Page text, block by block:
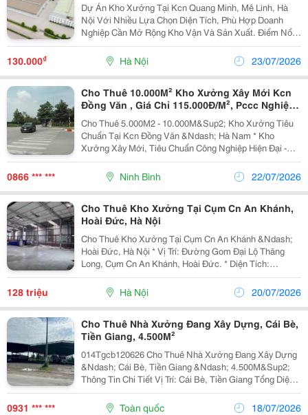
Dự Án Kho Xưởng Tại Kcn Quang Minh, Mê Linh, Hà
Nội Với Nhiều Lựa Chọn Diện Tích, Phù Hợp Doanh
Nghiệp Cần Mở Rộng Kho Vận Và Sản Xuất. Điểm Nổi
Bật Tổng Diện Tích Dự Án Khoảng 37.000M&Sup2; Kho
6.365M&Sup2; Và 9.000M&Sup2; Chia...
130.000₫ Hà Nội 23/07/2026
Cho Thuê 10.000M² Kho Xưởng Xây Mới Kcn
Đồng Văn , Giá Chỉ 115.000Đ/M², Pccc Nghiệm
Thu, Bàn Giao Ngay
Cho Thuê 5.000M2 - 10.000M&Sup2; Kho Xưởng Tiêu
Chuẩn Tại Kcn Đồng Văn &Ndash; Hà Nam * Kho
Xưởng Xây Mới, Tiêu Chuẩn Công Nghiệp Hiện Đại -
Giá Thuê Chỉ Từ 100.000Đ/M&Sup2;/Tháng ✅ Hệ
Thống Pccc Tự Động, Nghiệm Thu Đầy Đủ ✅ Trần Cao,
0866 *** *** Ninh Bình 22/07/2026
Cho Thuê Kho Xưởng Tại Cụm Cn An Khánh,
Hoài Đức, Hà Nội
Cho Thuê Kho Xưởng Tại Cụm Cn An Khánh &Ndash;
Hoài Đức, Hà Nội * Vị Trí: Đường Gom Đại Lộ Thăng
Long, Cụm Cn An Khánh, Hoài Đức. * Diện Tích:
1.600M&Sup2;. * Giá Thuê: 80.000Đ/M&Sup2;/Tháng
(Chưa Bao Gồm Vat). * Hợp Đồng Thuê: 03 Năm. *...
128 triệu Hà Nội 20/07/2026
Cho Thuê Nhà Xưởng Đang Xây Dựng, Cái Bè,
Tiền Giang, 4.500M²
014Tgcb120626 Cho Thuê Nhà Xưởng Đang Xây Dựng
&Ndash; Cái Bè, Tiền Giang &Ndash; 4.500M&Sup2;
Thông Tin Chi Tiết Vị Trí: Cái Bè, Tiền Giang Tổng Diện
Tích Khuôn Viên: 11.000M&Sup2; Diện Tích Sử Dụng
Diện Tích Nhà Xưởng: 4.500M&Sup2; Hiện...
0931 *** *** Toàn quốc 18/07/2026